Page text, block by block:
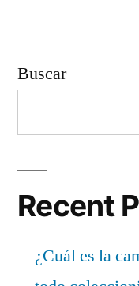
Buscar
Recent
¿Cuál es la